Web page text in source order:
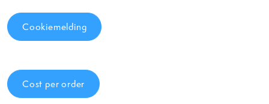
Cookiemelding
Cost per order